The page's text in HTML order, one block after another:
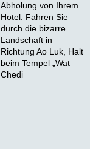
Abholung von Ihrem
Hotel. Fahren Sie
durch die bizarre
Landschaft in
Richtung Ao Luk, Halt
beim Tempel „Wat
Chedi